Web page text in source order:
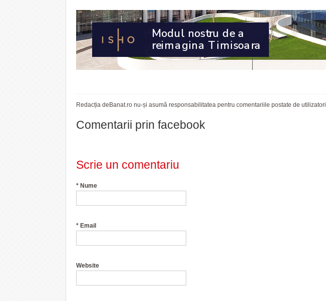
Redacția deBanat.ro nu-și asumă responsabilitatea pentru comentariile postate de utilizatori.
Comentarii prin facebook
Scrie un comentariu
* Nume
* Email
Website